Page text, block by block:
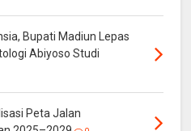
Bupati Madiun Lepas
Abiyoso Studi
Peta Jalan